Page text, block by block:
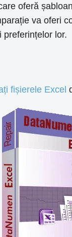
oferă
va oferi
preferințelor lor.
fișierele Excel